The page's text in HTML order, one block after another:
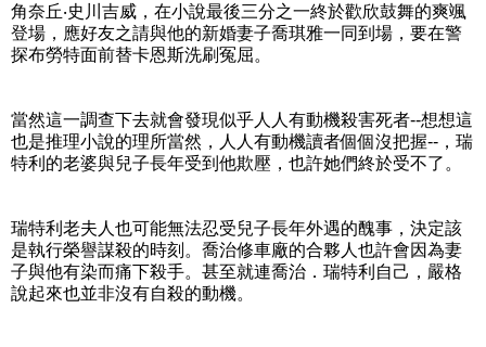
角奈丘‧史川吉威，在小說最後三分之一終於歡欣鼓舞的爽颯
登場，應好友之請與他的新婚妻子喬琪雅一同到場，要在警
探布勞特面前替卡恩斯洗刷冤屈。
當然這一調查下去就會發現似乎人人有動機殺害死者--想想這
也是推理小說的理所當然，人人有動機讀者個個沒把握--，瑞
特利的老婆與兒子長年受到他欺壓，也許她們終於受不了。
瑞特利老夫人也可能無法忍受兒子長年外遇的醜事，決定該
是執行榮譽謀殺的時刻。喬治修車廠的合夥人也許會因為妻
子與他有染而痛下殺手。甚至就連喬治．瑞特利自己，嚴格
說起來也並非沒有自殺的動機。